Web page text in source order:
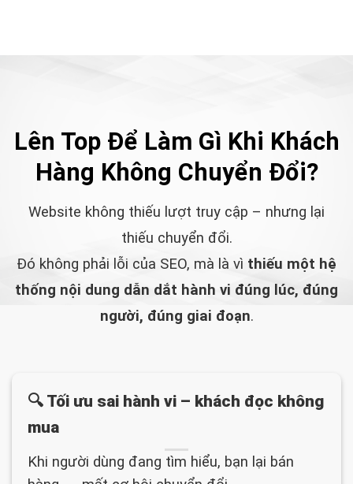
Lên Top Để Làm Gì Khi Khách
Hàng Không Chuyển Đổi?
Website không thiếu lượt truy cập – nhưng lại
thiếu chuyển đổi.
Đó không phải lỗi của SEO, mà là vì thiếu một hệ
thống nội dung dẫn dắt hành vi đúng lúc, đúng
người, đúng giai đoạn.
🔍 Tối ưu sai hành vi – khách đọc không
mua
Khi người dùng đang tìm hiểu, bạn lại bán